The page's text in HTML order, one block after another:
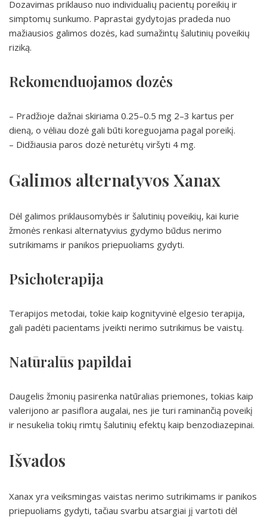
Dozavimas priklauso nuo individualių pacientų poreikių ir
simptomų sunkumo. Paprastai gydytojas pradeda nuo
mažiausios galimos dozės, kad sumažintų šalutinių poveikių
riziką.
Rekomenduojamos dozės
– Pradžioje dažnai skiriama 0.25–0.5 mg 2–3 kartus per
dieną, o vėliau dozė gali būti koreguojama pagal poreikį.
– Didžiausia paros dozė neturėtų viršyti 4 mg.
Galimos alternatyvos Xanax
Dėl galimos priklausomybės ir šalutinių poveikių, kai kurie
žmonės renkasi alternatyvius gydymo būdus nerimo
sutrikimams ir panikos priepuoliams gydyti.
Psichoterapija
Terapijos metodai, tokie kaip kognityvinė elgesio terapija,
gali padėti pacientams įveikti nerimo sutrikimus be vaistų.
Natūralūs papildai
Daugelis žmonių pasirenka natūralias priemones, tokias kaip
valerijono ar pasiflora augalai, nes jie turi raminančią poveikį
ir nesukelia tokių rimtų šalutinių efektų kaip benzodiazepinai.
Išvados
Xanax yra veiksmingas vaistas nerimo sutrikimams ir panikos
priepuoliams gydyti, tačiau svarbu atsargiai jį vartoti dėl